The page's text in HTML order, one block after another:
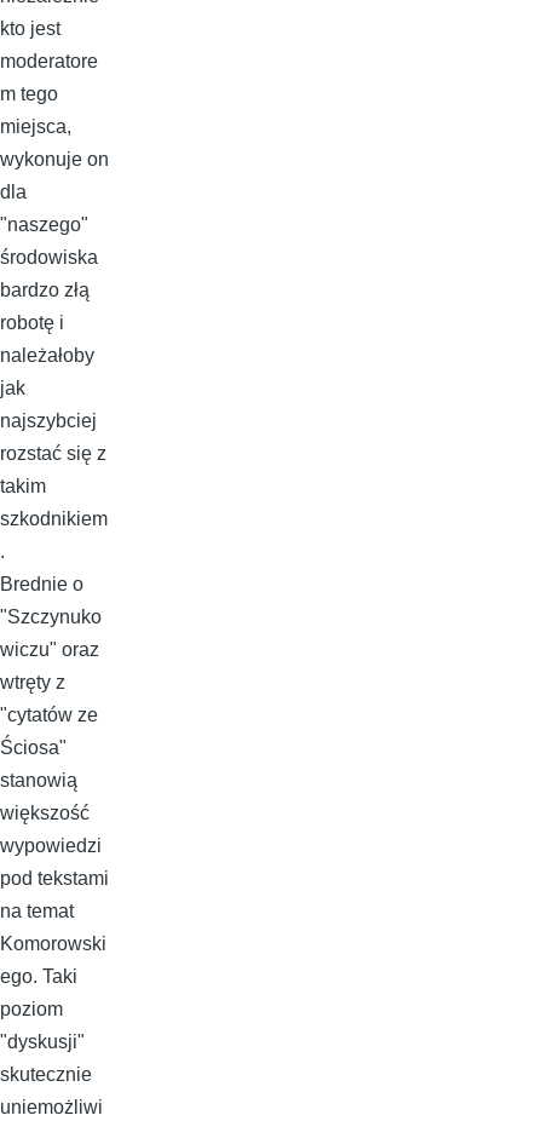
kto jest
moderatore
m tego
miejsca,
wykonuje on
dla
"naszego"
środowiska
bardzo złą
robotę i
należałoby
jak
najszybciej
rozstać się z
takim
szkodnikiem
.
Brednie o
"Szczynuko
wiczu" oraz
wtręty z
"cytatów ze
Ściosa"
stanowią
większość
wypowiedzi
pod tekstami
na temat
Komorowski
ego. Taki
poziom
"dyskusji"
skutecznie
uniemożliwi